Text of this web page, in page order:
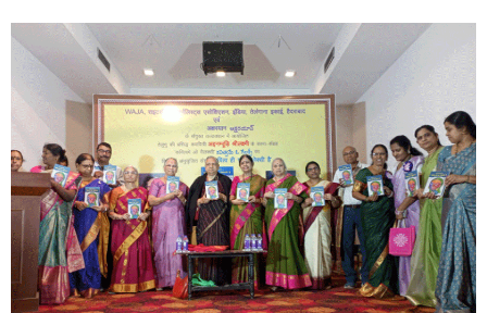
औ
ई
वि
त्व
ही
ए
क
गै
ल
क्सी
है
’
का
शा
न